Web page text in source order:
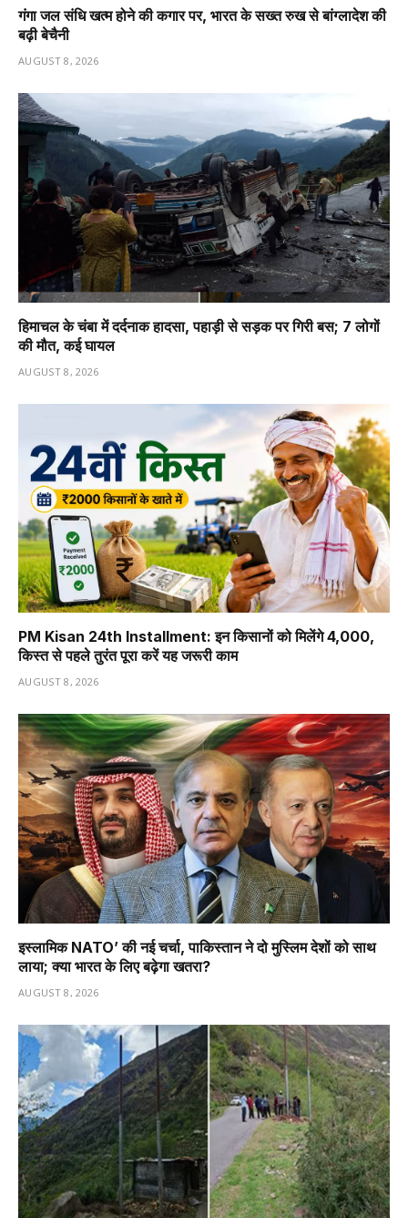
गंगा जल संधि खत्म होने की कगार पर, भारत के सख्त रुख से बांग्लादेश की
बढ़ी बेचैनी
AUGUST 8, 2026
हिमाचल के चंबा में दर्दनाक हादसा, पहाड़ी से सड़क पर गिरी बस; 7 लोगों
की मौत, कई घायल
AUGUST 8, 2026
PM Kisan 24th Installment: इन किसानों को मिलेंगे ₹4,000,
किस्त से पहले तुरंत पूरा करें यह जरूरी काम
AUGUST 8, 2026
इस्लामिक NATO’ की नई चर्चा, पाकिस्तान ने दो मुस्लिम देशों को साथ
लाया; क्या भारत के लिए बढ़ेगा खतरा?
AUGUST 8, 2026